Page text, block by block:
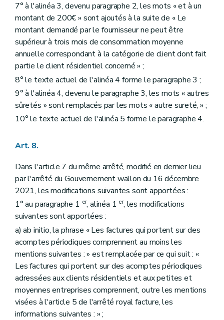
7° à l'alinéa 3, devenu paragraphe 2, les mots « et à un
montant de 200€ » sont ajoutés à la suite de « Le
montant demandé par le fournisseur ne peut être
supérieur à trois mois de consommation moyenne
annuelle correspondant à la catégorie de client dont fait
partie le client résidentiel concerné » ;
8° le texte actuel de l'alinéa 4 forme le paragraphe 3 ;
9° à l'alinéa 4, devenu le paragraphe 3, les mots « autres
sûretés » sont remplacés par les mots « autre sureté, » ;
10° le texte actuel de l'alinéa 5 forme le paragraphe 4.
Art. 8.
Dans l'article 7 du même arrêté, modifié en dernier lieu
par l'arrêté du Gouvernement wallon du 16 décembre
2021, les modifications suivantes sont apportées :
1° au paragraphe 1 er, alinéa 1 er, les modifications
suivantes sont apportées :
a) ab initio, la phrase « Les factures qui portent sur des
acomptes périodiques comprennent au moins les
mentions suivantes : » est remplacée par ce qui suit : «
Les factures qui portent sur des acomptes périodiques
adressées aux clients résidentiels et aux petites et
moyennes entreprises comprennent, outre les mentions
visées à l'article 5 de l'arrêté royal facture, les
informations suivantes : » ;